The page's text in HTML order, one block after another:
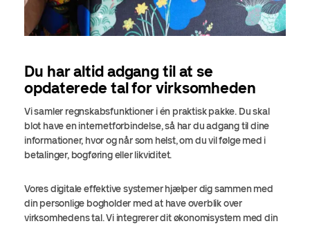
Du har altid adgang til at se
opdaterede tal for virksomheden
Vi samler regnskabsfunktioner i én praktisk pakke. Du skal
blot have en internetforbindelse, så har du adgang til dine
informationer, hvor og når som helst, om du vil følge med i
betalinger, bogføring eller likviditet.
Vores digitale effektive systemer hjælper dig sammen med
din personlige bogholder med at have overblik over
virksomhedens tal. Vi integrerer dit økonomisystem med din